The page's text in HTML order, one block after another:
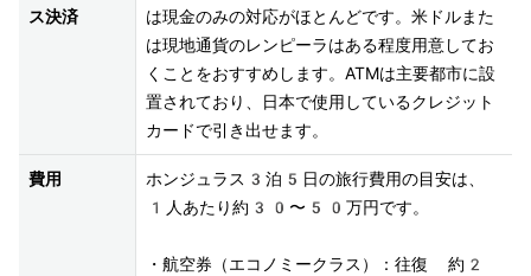
ス決済
は現金のみの対応がほとんどです。米ドルまた
は現地通貨のレンピーラはある程度用意してお
くことをおすすめします。ATMは主要都市に設
置されており、日本で使用しているクレジット
カードで引き出せます。
費用
ホンジュラス3泊5日の旅行費用の目安は、
1人あたり約30〜50万円です。
・航空券（エコノミークラス）：往復 約2